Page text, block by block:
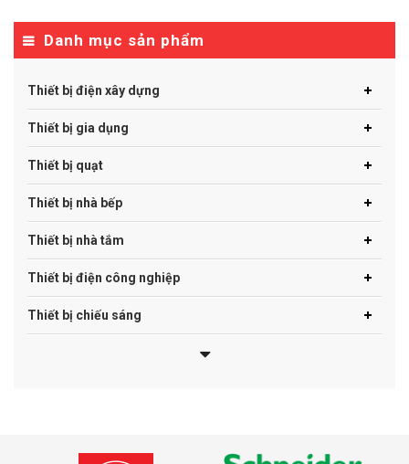
Danh mục sản phẩm
Thiết bị điện xây dựng
Thiết bị gia dụng
Thiết bị quạt
Thiết bị nhà bếp
Thiết bị nhà tắm
Thiết bị điện công nghiệp
Thiết bị chiếu sáng